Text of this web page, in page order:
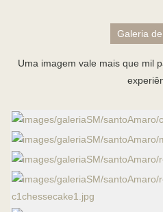
Galeria
Uma imagem vale mais que mil